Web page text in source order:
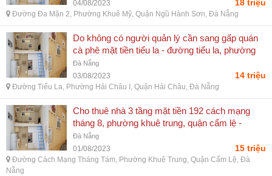
04/08/2023 18 triệu
Đường Đa Mặn 2, Phường Khuê Mỹ, Quận Ngũ Hành Sơn, Đà Nẵng
Do không có người quản lý cần sang gấp quán
cà phê mặt tiền tiểu la - đường tiểu la, phường
hải châu i, quận hải châu, đà nẵng
Đà Nẵng
03/08/2023 14 triệu
Đường Tiểu La, Phường Hải Châu I, Quận Hải Châu, Đà Nẵng
Cho thuê nhà 3 tầng mặt tiền 192 cách mạng
tháng 8, phường khuê trung, quận cẩm lệ -
đường cách mạng tháng tám, phường khuê
trung, quận cẩm lệ, đà nẵng
Đà Nẵng
01/08/2023 15 triệu
Đường Cách Mạng Tháng Tám, Phường Khuê Trung, Quận Cẩm Lệ, Đà
Nẵng